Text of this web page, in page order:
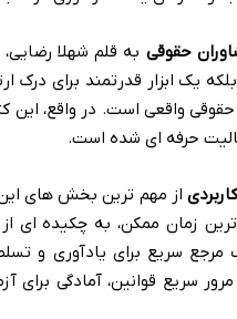
حقوقی به قلم شهلا
یک ابزار قدرتمند برای درک
واقعی است. در واقع، این
حرفه ای شده است.
از مهم ترین بخش های
ترین زمان ممکن، به چکیده
سریع برای یادآوری و
سریع قوانین، آمادگی